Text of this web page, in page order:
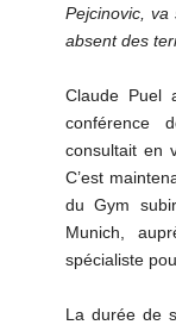
Pejcinovic,
absent des
Claude Puel
conférence
consultait en
C’est
du Gym
Munich,
spécialiste
La durée de